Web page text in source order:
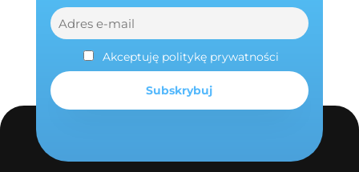
Akceptuję politykę prywatności